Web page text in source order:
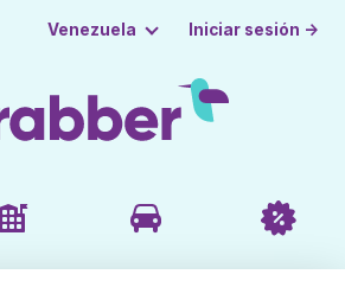
Venezuela Iniciar sesión →